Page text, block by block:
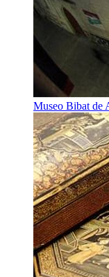
Museo Bibat de